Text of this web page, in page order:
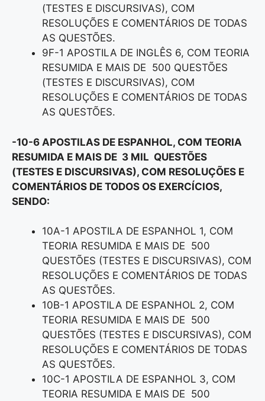
(TESTES E DISCURSIVAS), COM
RESOLUÇÕES E COMENTÁRIOS DE TODAS
AS QUESTÕES.
9F-1 APOSTILA DE INGLÊS 6, COM TEORIA
RESUMIDA E MAIS DE 500 QUESTÕES
(TESTES E DISCURSIVAS), COM
RESOLUÇÕES E COMENTÁRIOS DE TODAS
AS QUESTÕES.
-10-6 APOSTILAS DE ESPANHOL, COM TEORIA
RESUMIDA E MAIS DE 3 MIL QUESTÕES
(TESTES E DISCURSIVAS), COM RESOLUÇÕES E
COMENTÁRIOS DE TODOS OS EXERCÍCIOS,
SENDO:
10A-1 APOSTILA DE ESPANHOL 1, COM
TEORIA RESUMIDA E MAIS DE 500
QUESTÕES (TESTES E DISCURSIVAS), COM
RESOLUÇÕES E COMENTÁRIOS DE TODAS
AS QUESTÕES.
10B-1 APOSTILA DE ESPANHOL 2, COM
TEORIA RESUMIDA E MAIS DE 500
QUESTÕES (TESTES E DISCURSIVAS), COM
RESOLUÇÕES E COMENTÁRIOS DE TODAS
AS QUESTÕES.
10C-1 APOSTILA DE ESPANHOL 3, COM
TEORIA RESUMIDA E MAIS DE 500